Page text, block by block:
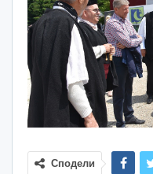
Сподели